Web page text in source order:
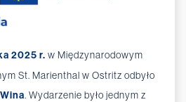
2025 r. w Międzynarodowym
St. Marienthal w Ostritz odbyło
. Wydarzenie było jednym z